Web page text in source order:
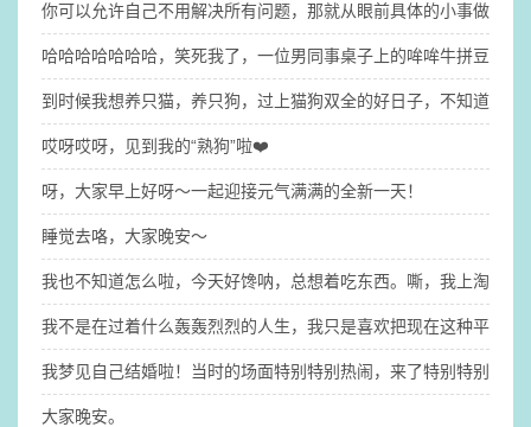
你可以允许自己不用解决所有问题，那就​从眼前具体的小事做起吧
哈哈哈哈哈哈哈，笑死我了，一位男同事桌子上的哞哞牛拼豆有点
到时候我想养只猫，养只狗，过上猫狗双全的好日子，不知道我
哎呀哎呀，见到我的“熟狗”啦❤️
呀，大家早上好呀～一起迎接元气满满的全新一天！
睡觉去咯，大家晚安～
我也不知道怎么啦，今天好馋呐，总想着吃东西。嘶，我上淘宝
我不是在过着什么轰轰烈烈的人生，我只是喜欢把现在这种平平
我梦见自己结婚啦！​当时的场面特别特别热闹，来了特别特别多
大家晚安。